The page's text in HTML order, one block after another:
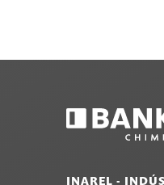
INAREL -